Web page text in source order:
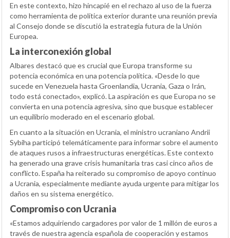
En este contexto, hizo hincapié en el rechazo al uso de la fuerza
como herramienta de política exterior durante una reunión previa
al Consejo donde se discutió la estrategia futura de la Unión
Europea.
La interconexión global
Albares destacó que es crucial que Europa transforme su
potencia económica en una potencia política. «Desde lo que
sucede en Venezuela hasta Groenlandia, Ucrania, Gaza o Irán,
todo está conectado», explicó. La aspiración es que Europa no se
convierta en una potencia agresiva, sino que busque establecer
un equilibrio moderado en el escenario global.
En cuanto a la situación en Ucrania, el ministro ucraniano Andrii
Sybiha participó telemáticamente para informar sobre el aumento
de ataques rusos a infraestructuras energéticas. Este contexto
ha generado una grave crisis humanitaria tras casi cinco años de
conflicto. España ha reiterado su compromiso de apoyo continuo
a Ucrania, especialmente mediante ayuda urgente para mitigar los
daños en su sistema energético.
Compromiso con Ucrania
«Estamos adquiriendo cargadores por valor de 1 millón de euros a
través de nuestra agencia española de cooperación y estamos